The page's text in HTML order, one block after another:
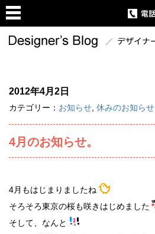
2012年4月2日
カテゴリー： お知らせ, 休みのお知らせ
4月のお知らせ。
4月もはじまりましたね
そろそろ東京の桜も咲きはじめました
そして、なんと